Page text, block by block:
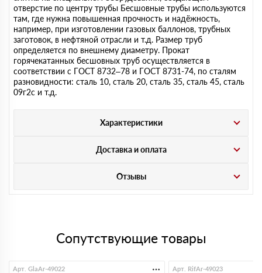
отверстие по центру трубы Бесшовные трубы используются
там, где нужна повышенная прочность и надёжность,
например, при изготовлении газовых баллонов, трубных
заготовок, в нефтяной отрасли и т.д. Размер труб
определяется по внешнему диаметру. Прокат
горячекатанных бесшовных труб осуществляется в
соответствии с ГОСТ 8732–78 и ГОСТ 8731-74, по сталям
разновидности: сталь 10, сталь 20, сталь 35, сталь 45, сталь
09г2с и т.д.
Характеристики
Доставка и оплата
Отзывы
Сопутствующие товары
Арт. GlaAr-49022 Арт. RifAr-49023